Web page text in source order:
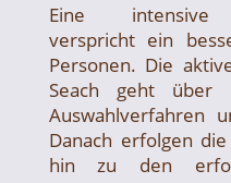
Eine intensive
verspricht ein
Personen. Die
Seach geht über
Auswahl­verfahren
Danach erfolgen
hin zu den